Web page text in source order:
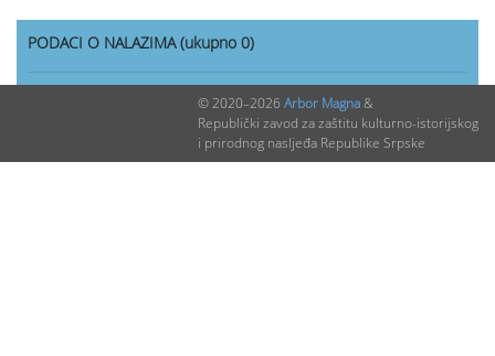
PODACI O NALAZIMA (ukupno 0)
0
© 2020–2026 Arbor Magna&
Republički zavod za zaštitu kulturno-istorijskog
i prirodnog nasljeđa Republike Srpske